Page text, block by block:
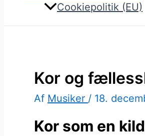
Cookiepolitik (EU)
Kor og
Af Musiker / 18.
Kor som en